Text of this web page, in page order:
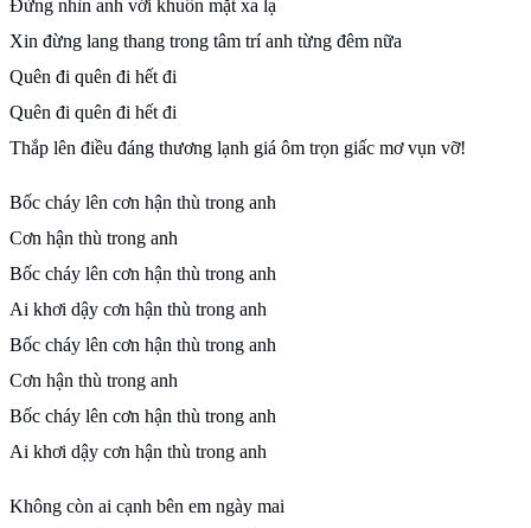
Đừng nhìn anh với khuôn mặt xa lạ
Xin đừng lang thang trong tâm trí anh từng đêm nữa
Quên đi quên đi hết đi
Quên đi quên đi hết đi
Thắp lên điều đáng thương lạnh giá ôm trọn giấc mơ vụn vỡ!
Bốc cháy lên cơn hận thù trong anh
Cơn hận thù trong anh
Bốc cháy lên cơn hận thù trong anh
Ai khơi dậy cơn hận thù trong anh
Bốc cháy lên cơn hận thù trong anh
Cơn hận thù trong anh
Bốc cháy lên cơn hận thù trong anh
Ai khơi dậy cơn hận thù trong anh
Không còn ai cạnh bên em ngày mai